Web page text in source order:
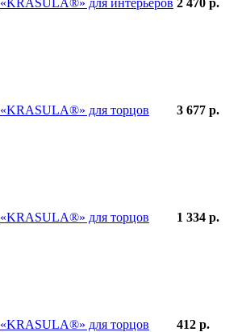
«KRASULA®» для интерьеров 2 470 р.
«KRASULA®» для торцов 3 677 р.
«KRASULA®» для торцов 1 334 р.
«KRASULA®» для торцов 412 р.